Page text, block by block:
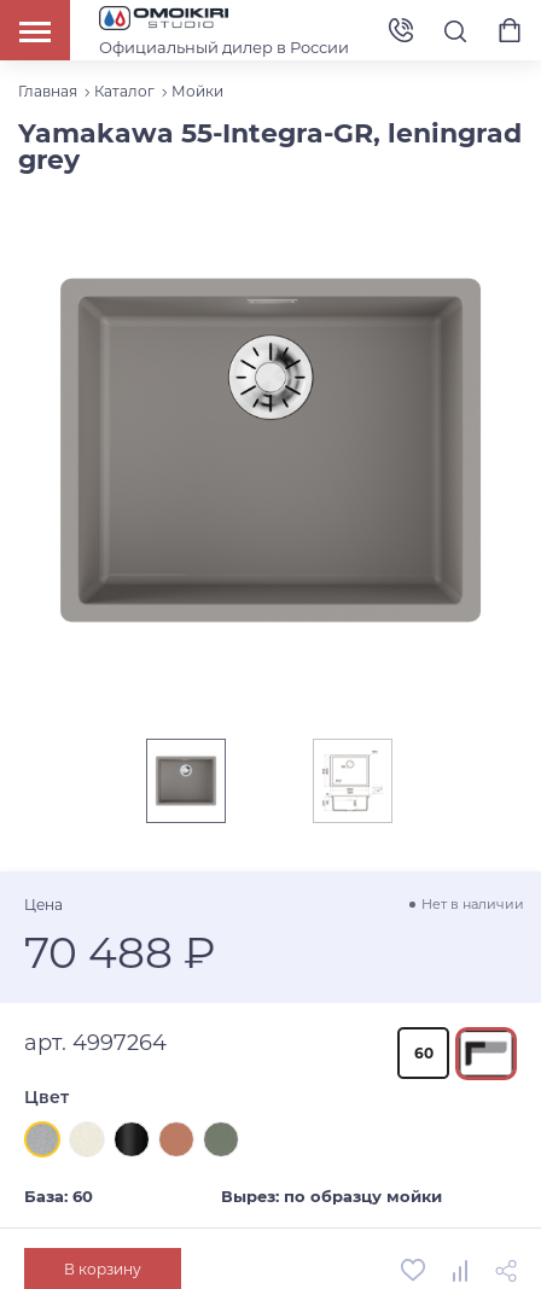
Официальный дилер в России
Главная Каталог Мойки
Yamakawa 55-Integra-GR, leningrad
grey
Цена Нет в наличии
70 488 ₽
арт. 4997264 60
Цвет
База: 60 Вырез: по образцу мойки
В корзину